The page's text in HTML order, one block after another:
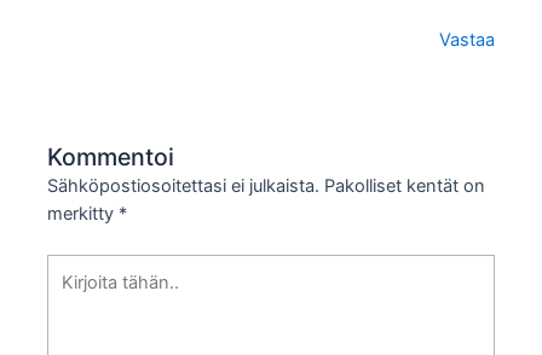
Vastaa
Kommentoi
Sähköpostiosoitettasi ei julkaista. Pakolliset kentät on
merkitty *
tähän..